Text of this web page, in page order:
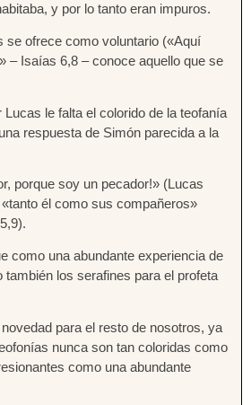
y por lo tanto eran impuros.
se ofrece como voluntario («Aquí
– Isaías 6,8 – conoce aquello que se
le falta el colorido de la teofanía
respuesta de Simón parecida a la
porque soy un pecador!» (Lucas
él como sus compañeros»
como una abundante experiencia de
los serafines para el profeta
para el resto de nosotros, ya
nunca son tan coloridas como
como una abundante